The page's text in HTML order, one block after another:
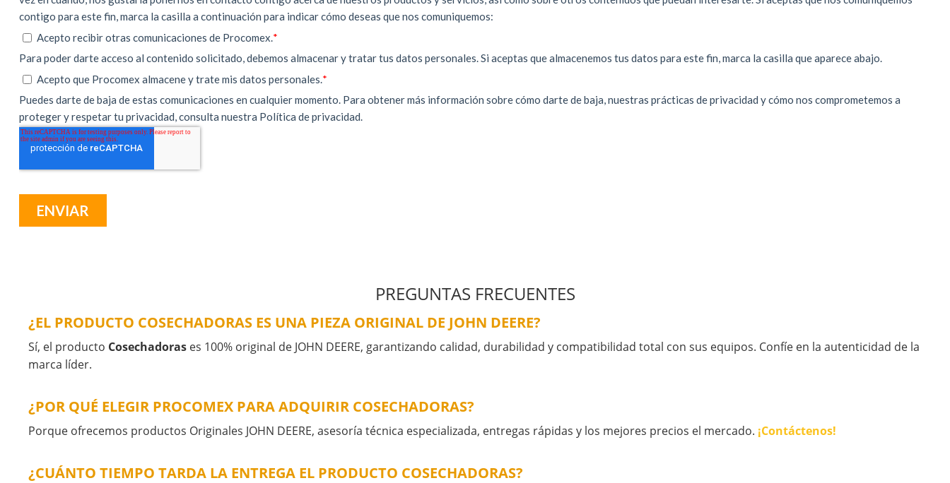
PREGUNTAS FRECUENTES
¿EL PRODUCTO COSECHADORAS ES UNA PIEZA ORIGINAL DE JOHN DEERE?
Sí, el producto Cosechadoras es 100% original de JOHN DEERE, garantizando calidad, durabilidad y compatibilidad total con sus equipos. Confíe en la autenticidad de la
marca líder.
¿POR QUÉ ELEGIR PROCOMEX PARA ADQUIRIR COSECHADORAS?
Porque ofrecemos productos Originales JOHN DEERE, asesoría técnica especializada, entregas rápidas y los mejores precios el mercado. ¡Contáctenos!
¿CUÁNTO TIEMPO TARDA LA ENTREGA EL PRODUCTO COSECHADORAS?